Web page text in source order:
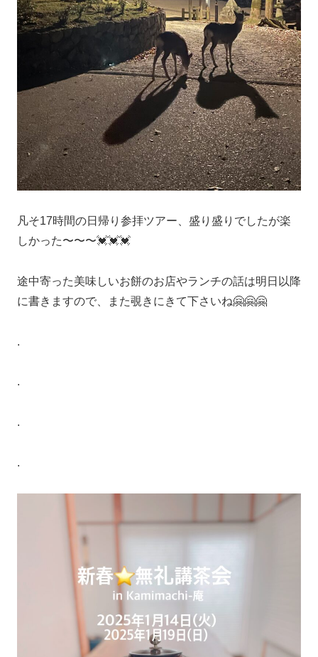
凡そ17時間の日帰り参拝ツアー、盛り盛りでしたが楽
しかった〜〜〜💓💓💓
途中寄った美味しいお餅のお店やランチの話は明日以降
に書きますので、また覗きにきて下さいね🤗🤗🤗
.
.
.
.